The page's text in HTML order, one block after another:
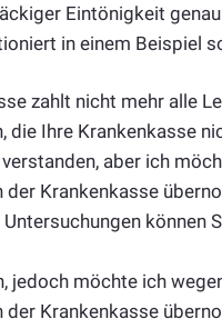
Eintönigkeit
in einem Beispiel
zahlt nicht mehr alle
die Ihre Krankenkasse
verstanden, aber ich
der Krankenkasse
können
jedoch möchte ich
der Krankenkasse